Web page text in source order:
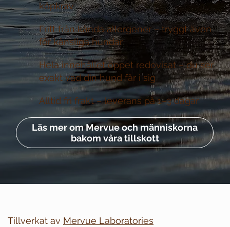
köpkrav
Läs mer om Mervue och människorna
bakom våra tillskott
Fritt från kända allergener –tryggt även
för känsliga hundar
Hela innehållet öppet redovisat –du ser
exakt vad din hund får i sig
Alltid fri frakt –leverans på 1–3 dagar
Tillverkat av Mervue Laboratories